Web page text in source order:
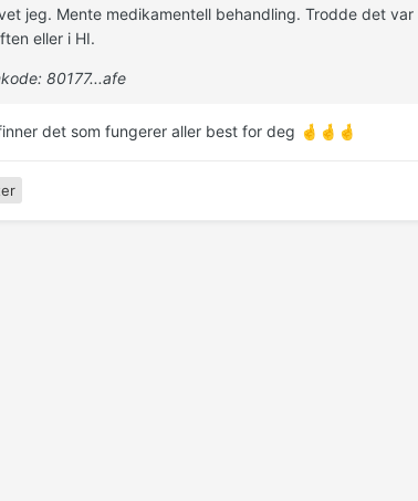
jeg. Mente medikamentell behandling. Trodde det
eller i HI.
80177...afe
det som fungerer aller best for deg 🤞 🤞 🤞